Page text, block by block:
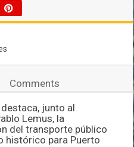
Comments
junto al
Lemus, la
del transporte público
histórico para Puerto